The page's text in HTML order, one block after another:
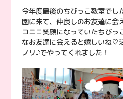
今年度最後のちびっこ教室でし
園に来て、仲良しのお友達に会
コニコ笑顔になっていたちび
なお友達に会えると嬉しいね♡
ノリ♪でやってくれました！